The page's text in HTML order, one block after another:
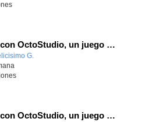
Programa con OctoStudio, un juego de disparos contra Zombies con un cargador basado en el House of the dead
G.
Programa con OctoStudio, un juego homenajeando al House of the dead con Zombies